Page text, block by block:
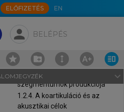
ELŐFIZETÉS EN
person BELÉPÉS
navigate_next
1.2.1. A beszéd fiziológiai
alapfrekvencia
1.2.2. A toldalékcső és
beszédhangok produkciójának
jellemzői
1.2.3. A vokalikus
szegmentumok produkciója
1.2.4. A koartikuláció és az
akusztikai célok